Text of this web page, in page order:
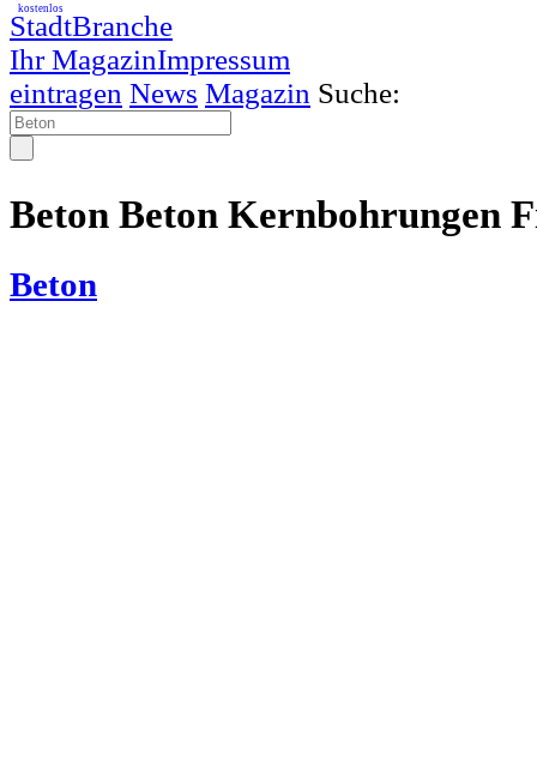
StadtBranche
Ihr MagazinImpressum
kostenlos
eintragen News Magazin Suche:
Beton Beton Kernbohrungen
Beton